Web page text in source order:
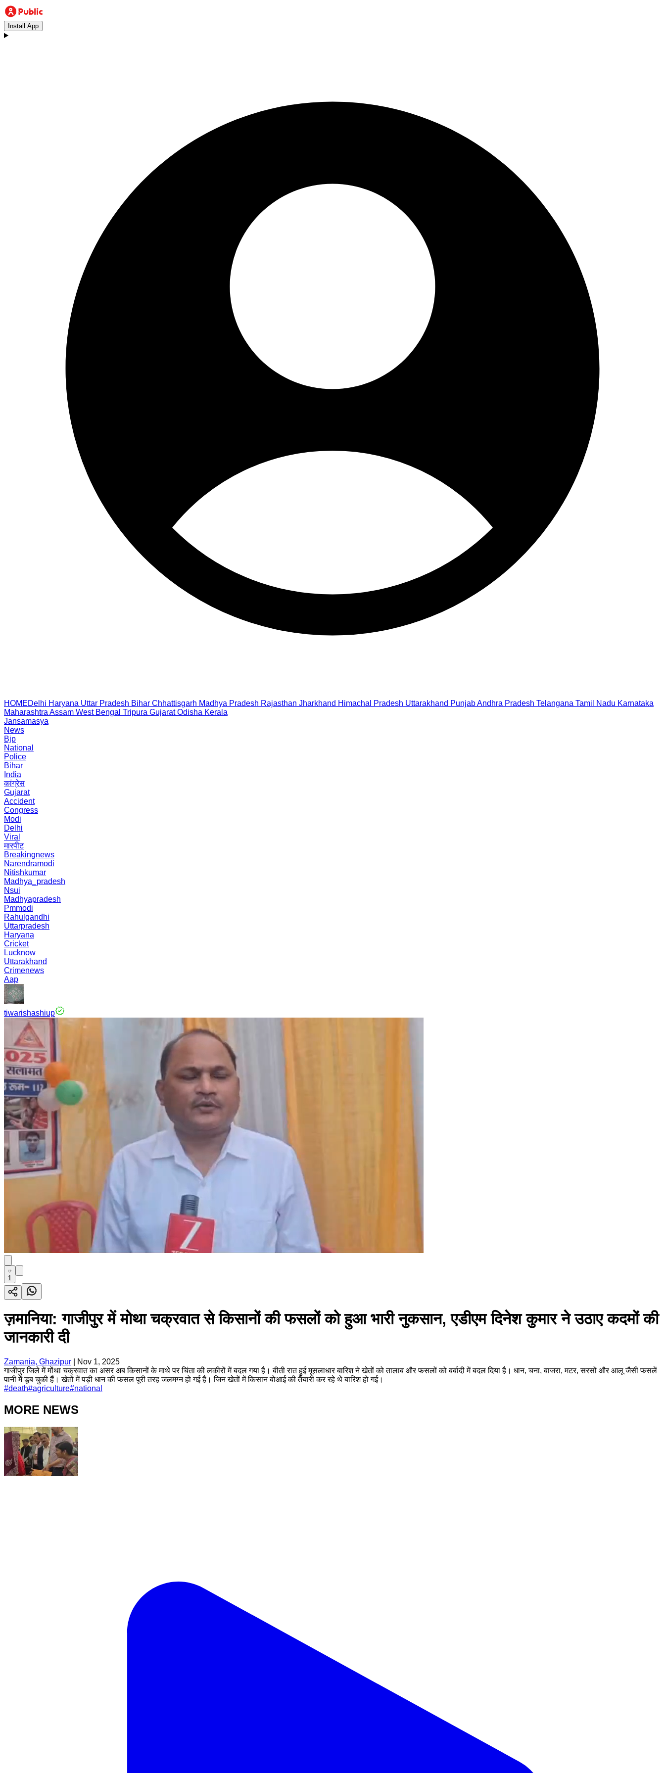
Install App
HOMEDelhi Haryana Uttar Pradesh Bihar Chhattisgarh Madhya Pradesh Rajasthan Jharkhand Himachal Pradesh Uttarakhand PunjabAndhra Pradesh Telangana Tamil Nadu Karnataka
Maharashtra Assam West Bengal Tripura Gujarat Odisha Kerala
Jansamasya
News
Bjp
National
Police
Bihar
India
कांग्रेस
Gujarat
Accident
Congress
Modi
Delhi
Viral
मारपीट
Breakingnews
Narendramodi
Nitishkumar
Madhya_pradesh
Nsui
Madhyapradesh
Pmmodi
Rahulgandhi
Uttarpradesh
Haryana
Cricket
Lucknow
Uttarakhand
Crimenews
Aap
tiwarishashiup
1
ज़मानिया: गाजीपुर में मोथा चक्रवात से किसानों की फसलों को हुआ भारी नुकसान, एडीएम दिनेश कुमार ने उठाए कदमों की
जानकारी दी
Zamania, Ghazipur
Nov 1, 2025
गाजीपुर जिले में मोंथा चक्रवात का असर अब किसानों के माथे पर चिंता की लकीरों में बदल गया है। बीती रात हुई मूसलाधार बारिश ने खेतों को तालाब और फसलों को बर्बादी में बदल दिया है। धान, चना, बाजरा, मटर, सरसों और आलू जैसी फसलें
पानी में डूब चुकी हैं। खेतों में पड़ी धान की फसल पूरी तरह जलमग्न हो गई है। जिन खेतों में किसान बोआई की तैयारी कर रहे थे बारिश हो गई।
#death#agriculture#national
MORE NEWS